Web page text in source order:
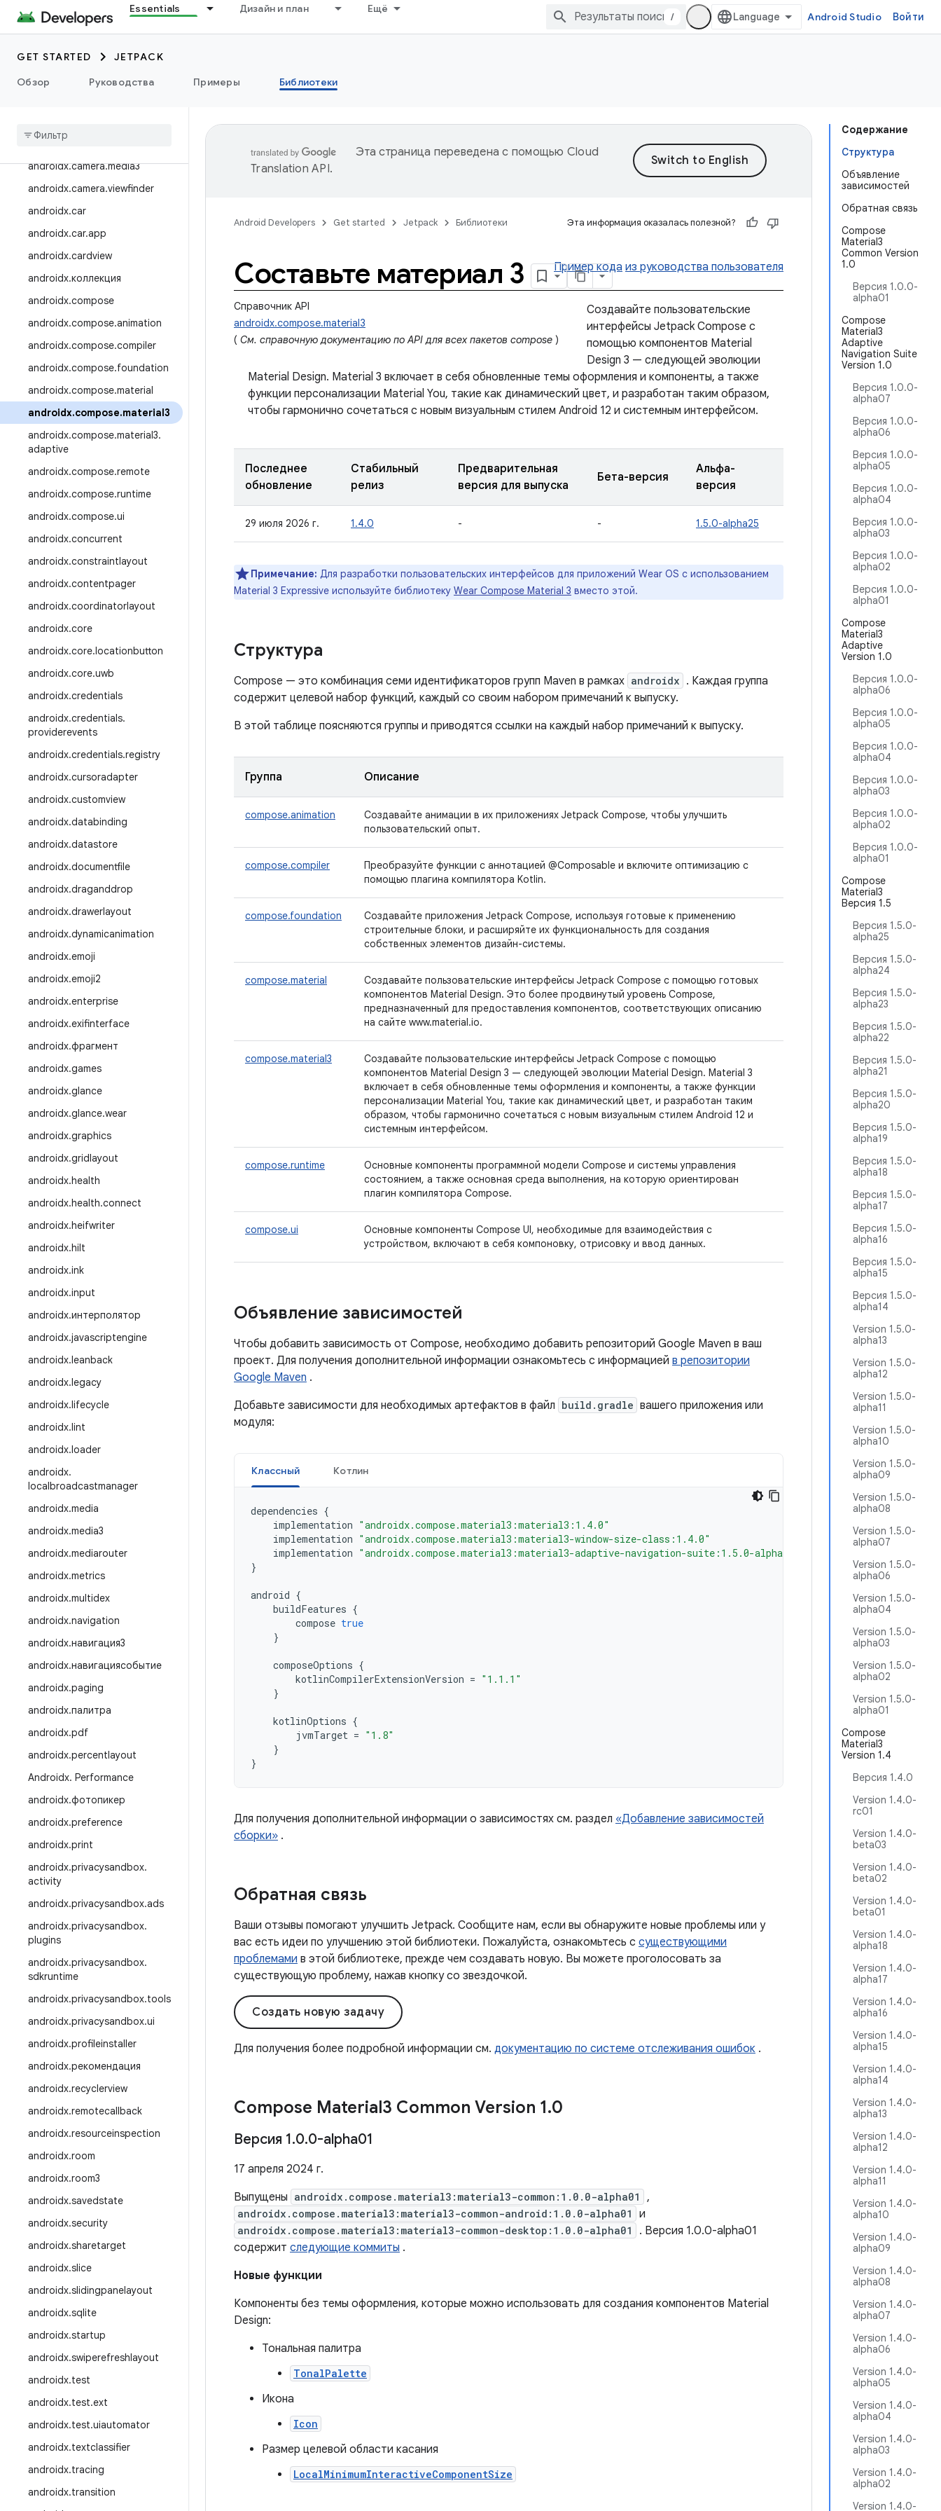
Essentials Дизайн и план Ещё
/ Android Studio Войти
GET STARTED
JETPACK
Обзор
Руководства Примеры Библиотеки
androidx.benchmark
androidx.bluetooth
androidx.browser
androidx
featurecombinationquery
androidx.camera.media3
androidx.camera.viewfinder
androidx.car
androidx.car.app
androidx.cardview
androidx.коллекция
androidx.compose
androidx.compose.animation
androidx.compose.compiler
androidx.compose.foundation
androidx.compose.material
androidx.compose.material3
androidx.compose.material3.
adaptive
androidx.compose.remote
androidx.compose.runtime
androidx.compose.ui
androidx.concurrent
androidx.constraintlayout
androidx.contentpager
androidx.coordinatorlayout
androidx.core
androidx.core.locationbutton
androidx.core.uwb
androidx.credentials
androidx.credentials.
providerevents
androidx.credentials.registry
androidx.cursoradapter
androidx.customview
androidx.databinding
androidx.datastore
androidx.documentfile
androidx.draganddrop
androidx.drawerlayout
androidx.dynamicanimation
androidx.emoji
androidx.emoji2
androidx.enterprise
androidx.exifinterface
androidx.фрагмент
androidx.games
androidx.glance
androidx.glance.wear
androidx.graphics
androidx.gridlayout
androidx.health
androidx.health.connect
androidx.heifwriter
androidx.hilt
androidx.ink
androidx.input
androidx.интерполятор
androidx.javascriptengine
androidx.leanback
androidx.legacy
androidx.lifecycle
androidx.lint
androidx.loader
androidx.
localbroadcastmanager
androidx.media
androidx.media3
androidx.mediarouter
androidx.metrics
androidx.multidex
androidx.navigation
androidx.навигация3
androidx.навигациясобытие
androidx.paging
androidx.палитра
androidx.pdf
androidx.percentlayout
Androidx. Performance
androidx.фотопикер
androidx.preference
androidx.print
androidx.privacysandbox.
activity
androidx.privacysandbox.ads
androidx.privacysandbox.
plugins
androidx.privacysandbox.
sdkruntime
androidx.privacysandbox.tools
androidx.privacysandbox.ui
androidx.profileinstaller
androidx.рекомендация
androidx.recyclerview
androidx.remotecallback
androidx.resourceinspection
androidx.room
androidx.room3
androidx.savedstate
androidx.security
androidx.sharetarget
androidx.slice
androidx.slidingpanelayout
androidx.sqlite
androidx.startup
androidx.swiperefreshlayout
androidx.test
androidx.test.ext
androidx.test.uiautomator
androidx.textclassifier
androidx.tracing
androidx.transition
Содержание
Структура
Объявление
зависимостей
Обратная связь
Compose
Material3
Common Version
1.0
Версия 1.0.0-
alpha01
Compose
Material3
Adaptive
Navigation Suite
Version 1.0
Версия 1.0.0-
alpha07
Версия 1.0.0-
alpha06
Версия 1.0.0-
alpha05
Версия 1.0.0-
alpha04
Версия 1.0.0-
alpha03
Версия 1.0.0-
alpha02
Версия 1.0.0-
alpha01
Compose
Material3
Adaptive
Version 1.0
Версия 1.0.0-
alpha06
Версия 1.0.0-
alpha05
Версия 1.0.0-
alpha04
Версия 1.0.0-
alpha03
Версия 1.0.0-
alpha02
Версия 1.0.0-
alpha01
Compose
Material3
Версия 1.5
Версия 1.5.0-
alpha25
Версия 1.5.0-
alpha24
Версия 1.5.0-
alpha23
Версия 1.5.0-
alpha22
Версия 1.5.0-
alpha21
Версия 1.5.0-
alpha20
Версия 1.5.0-
alpha19
Версия 1.5.0-
alpha18
Версия 1.5.0-
alpha17
Версия 1.5.0-
alpha16
Версия 1.5.0-
alpha15
Версия 1.5.0-
alpha14
Version 1.5.0-
alpha13
Version 1.5.0-
alpha12
Version 1.5.0-
alpha11
Version 1.5.0-
alpha10
Version 1.5.0-
alpha09
Version 1.5.0-
alpha08
Version 1.5.0-
alpha07
Version 1.5.0-
alpha06
Version 1.5.0-
alpha04
Version 1.5.0-
alpha03
Version 1.5.0-
alpha02
Version 1.5.0-
alpha01
Compose
Material3
Version 1.4
Версия 1.4.0
Version 1.4.0-
rc01
Version 1.4.0-
beta03
Version 1.4.0-
beta02
Version 1.4.0-
beta01
Version 1.4.0-
alpha18
Version 1.4.0-
alpha17
Version 1.4.0-
alpha16
Version 1.4.0-
alpha15
Version 1.4.0-
alpha14
Version 1.4.0-
alpha13
Version 1.4.0-
alpha12
Version 1.4.0-
alpha11
Version 1.4.0-
alpha10
Version 1.4.0-
alpha09
Version 1.4.0-
alpha08
Version 1.4.0-
alpha07
Version 1.4.0-
alpha06
Version 1.4.0-
alpha05
Version 1.4.0-
alpha04
Version 1.4.0-
alpha03
Version 1.4.0-
alpha02
Version 1.4.0-
Эта страница переведена с помощью Cloud
Translation API.
Android Developers Get started Jetpack Библиотеки Эта информация оказалась полезной?
Составьте материал 3 Пример кода из руководства пользователя
Справочник API
androidx.compose.material3
( См. справочную документацию по API для всех пакетов compose )
Создавайте пользовательские
интерфейсы Jetpack Compose с
помощью компонентов Material
Design 3 — следующей эволюции
Material Design. Material 3 включает в себя обновленные темы оформления и компоненты, а также
функции персонализации Material You, такие как динамический цвет, и разработан таким образом,
чтобы гармонично сочетаться с новым визуальным стилем Android 12 и системным интерфейсом.
Последнее
обновление
Стабильный
релиз
Предварительная
версия для выпуска
Бета-версия
Альфа-
версия
29 июля 2026 г. 1.4.0 - - 1.5.0-alpha25
Примечание: Для разработки пользовательских интерфейсов для приложений Wear OS с использованием
Material 3 Expressive используйте библиотеку Wear Compose Material 3 вместо этой.
Структура
Compose — это комбинация семи идентификаторов групп Maven в рамках androidx . Каждая группа
содержит целевой набор функций, каждый со своим набором примечаний к выпуску.
В этой таблице поясняются группы и приводятся ссылки на каждый набор примечаний к выпуску.
Группа Описание
compose.animation
Создавайте анимации в их приложениях Jetpack Compose, чтобы улучшить
пользовательский опыт.
compose.compiler
Преобразуйте функции с аннотацией @Composable и включите оптимизацию с
помощью плагина компилятора Kotlin.
compose.foundation
Создавайте приложения Jetpack Compose, используя готовые к применению
строительные блоки, и расширяйте их функциональность для создания
собственных элементов дизайн-системы.
compose.material
Создавайте пользовательские интерфейсы Jetpack Compose с помощью готовых
компонентов Material Design. Это более продвинутый уровень Compose,
предназначенный для предоставления компонентов, соответствующих описанию
на сайте www.material.io.
compose.material3
Создавайте пользовательские интерфейсы Jetpack Compose с помощью
компонентов Material Design 3 — следующей эволюции Material Design. Material 3
включает в себя обновленные темы оформления и компоненты, а также функции
персонализации Material You, такие как динамический цвет, и разработан таким
образом, чтобы гармонично сочетаться с новым визуальным стилем Android 12 и
системным интерфейсом.
compose.runtime
Основные компоненты программной модели Compose и системы управления
состоянием, а также основная среда выполнения, на которую ориентирован
плагин компилятора Compose.
compose.ui
Основные компоненты Compose UI, необходимые для взаимодействия с
устройством, включают в себя компоновку, отрисовку и ввод данных.
Объявление зависимостей
Чтобы добавить зависимость от Compose, необходимо добавить репозиторий Google Maven в ваш
проект. Для получения дополнительной информации ознакомьтесь с информацией в репозитории
Google Maven .
Добавьте зависимости для необходимых артефактов в файл build.gradle вашего приложения или
модуля:
Классный Котлин
dependencies {
implementation "androidx.compose.material3:material3:1.4.0"
implementation "androidx.compose.material3:material3-window-size-class:1.4.0"
implementation "androidx.compose.material3:material3-adaptive-navigation-suite:1.5.0-alpha25"
}
android {
buildFeatures {
compose true
}
composeOptions {
kotlinCompilerExtensionVersion = "1.1.1"
}
kotlinOptions {
jvmTarget = "1.8"
}
}
Для получения дополнительной информации о зависимостях см. раздел «Добавление зависимостей
сборки» .
Обратная связь
Ваши отзывы помогают улучшить Jetpack. Сообщите нам, если вы обнаружите новые проблемы или у
вас есть идеи по улучшению этой библиотеки. Пожалуйста, ознакомьтесь с существующими
проблемами в этой библиотеке, прежде чем создавать новую. Вы можете проголосовать за
существующую проблему, нажав кнопку со звездочкой.
Создать новую задачу
Для получения более подробной информации см. документацию по системе отслеживания ошибок .
Compose Material3 Common Version 1.0
Версия 1.0.0-alpha01
17 апреля 2024 г.
Выпущены androidx.compose.material3:material3-common:1.0.0-alpha01 ,
androidx.compose.material3:material3-common-android:1.0.0-alpha01 и
androidx.compose.material3:material3-common-desktop:1.0.0-alpha01
. Версия 1.0.0-alpha01
содержит следующие коммиты .
Новые функции
Компоненты без темы оформления, которые можно использовать для создания компонентов Material
Design:
Тональная палитра
TonalPalette
Икона
Icon
Размер целевой области касания
LocalMinimumInteractiveComponentSize